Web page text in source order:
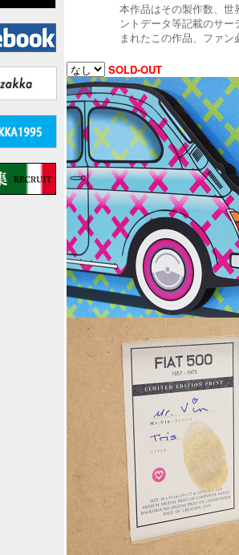
本作品はその製作数、
ントデータ等記載のサ
まれたこの作品、ファ
SOLD-OUT